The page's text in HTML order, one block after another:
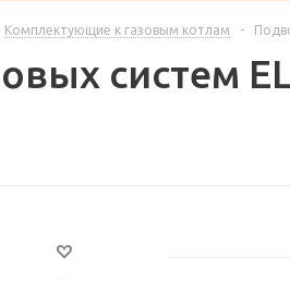
Комплектующие к газовым котлам -
систем